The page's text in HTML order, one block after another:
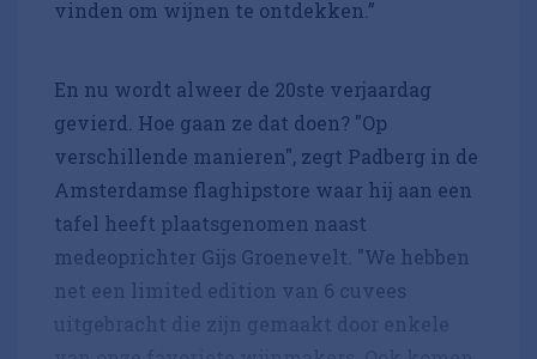
vinden om wijnen te ontdekken.”
En nu wordt alweer de 20ste verjaardag
gevierd. Hoe gaan ze dat doen? "Op
verschillende manieren", zegt Padberg in de
Amsterdamse flaghipstore waar hij aan een
tafel heeft plaatsgenomen naast
medeoprichter Gijs Groenevelt. "We hebben
net een limited edition van 6 cuvees